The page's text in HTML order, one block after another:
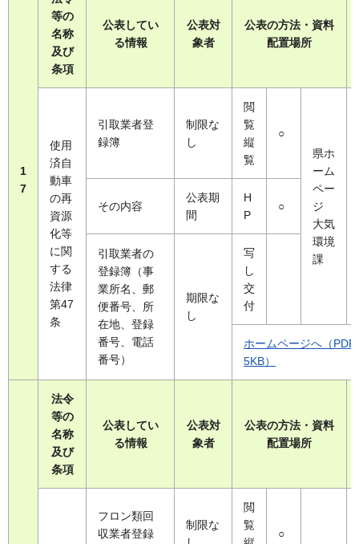
1
7
等の
名称
及び
条項
公表してい
る情報
公表対
象者
公表の方法・資料
配置場所
使用
済自
動車
の再
資源
化等
に関
する
法律
第47
条
引取業者登
録簿
制限な
し
閲
覧
縦
覧
○
県ホ
ーム
ペー
ジ
大気
環境
課
H
P
○
その内容
公表期
間
引取業者の
登録簿（事
業所名、郵
便番号、所
在地、登録
番号、電話
番号）
期限な
し
写
し
交
付
ホームページへ（PDF
5KB）
法令
等の
名称
及び
条項
公表してい
る情報
公表対
象者
公表の方法・資料
配置場所
フロン類回
収業者登録
制限な
閲
覧
○